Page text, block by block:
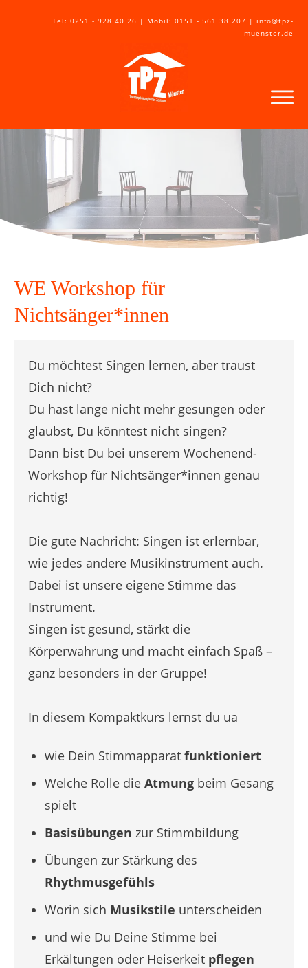
Tel: 0251 - 928 40 26 | Mobil: 0151 - 561 38 207 | info@tpz-
muenster.de
WE Workshop für
Nichtsänger*innen
Du möchtest Singen lernen, aber traust
Dich nicht?
Du hast lange nicht mehr gesungen oder
glaubst, Du könntest nicht singen?
Dann bist Du bei unserem Wochenend-
Workshop für Nichtsänger*innen genau
richtig!
Die gute Nachricht: Singen ist erlernbar,
wie jedes andere Musikinstrument auch.
Dabei ist unsere eigene Stimme das
Instrument.
Singen ist gesund, stärkt die
Körperwahrung und macht einfach Spaß –
ganz besonders in der Gruppe!
In diesem Kompaktkurs lernst du ua
wie Dein Stimmapparat funktioniert
Welche Rolle die Atmung beim Gesang
spielt
Basisübungen zur Stimmbildung
Übungen zur Stärkung des
Rhythmusgefühls
Worin sich Musikstile unterscheiden
und wie Du Deine Stimme bei
Erkältungen oder Heiserkeit pflegen